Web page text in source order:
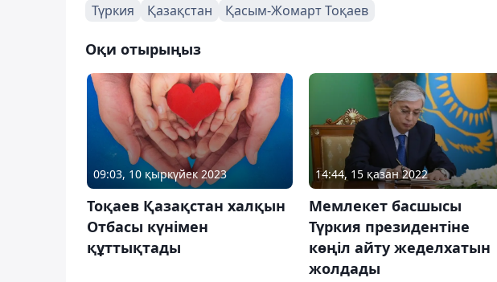
Түркия Қазақстан Қасым-Жомарт Тоқаев
Оқи отырыңыз
09:03, 10 қыркүйек 2023
Тоқаев Қазақстан халқын
Отбасы күнімен
құттықтады
14:44, 15 қазан 2022
Мемлекет басшысы
Түркия президентіне
көңіл айту жеделхатын
жолдады